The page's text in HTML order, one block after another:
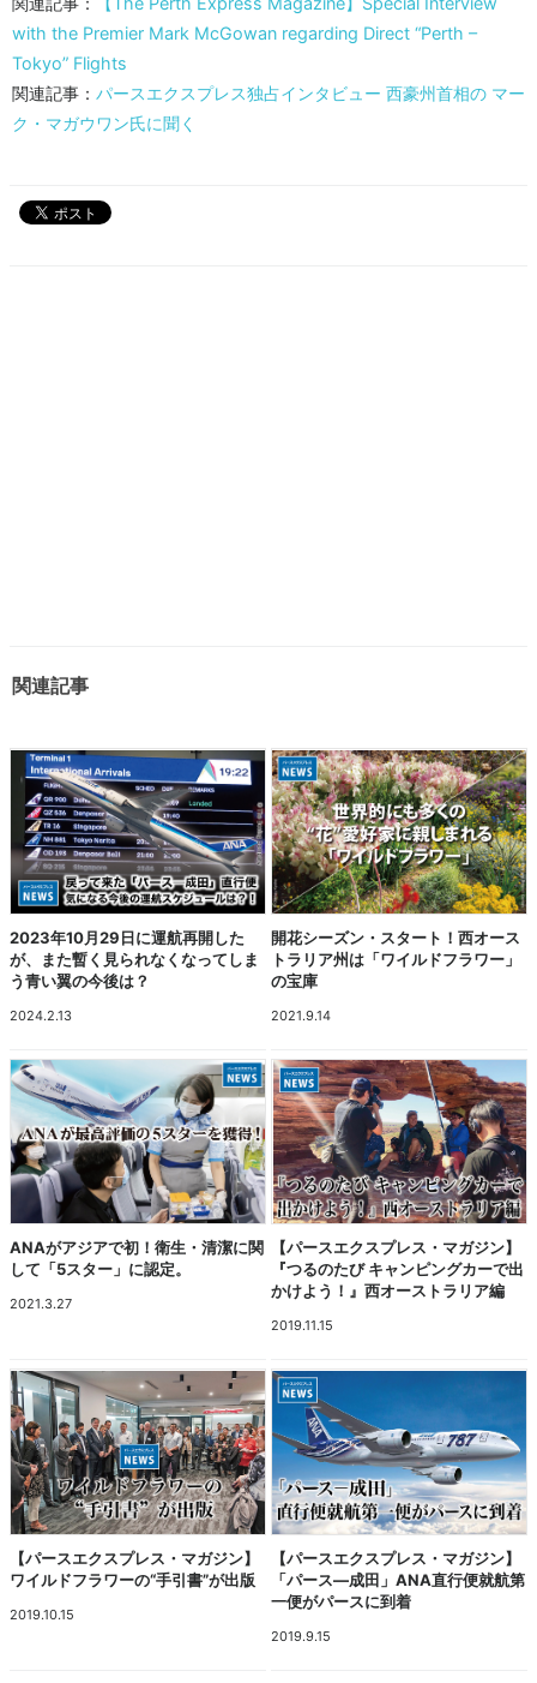
with the Premier Mark McGowan regarding Direct “Perth –
Tokyo” Flights
関連記事： パースエクスプレス独占インタビュー 西豪州首相の マー
ク・マガウワン氏に聞く
関連記事
2023年10月29日に運航再開した
が、また暫く見られなくなってしま
う青い翼の今後は？
2024.2.13
開花シーズン・スタート！西オース
トラリア州は「ワイルドフラワー」
の宝庫
2021.9.14
ANAがアジアで初！衛生・清潔に関
して「5スター」に認定。
2021.3.27
【パースエクスプレス・マガジン】
『つるのたび キャンピングカーで出
かけよう！』西オーストラリア編
2019.11.15
【パースエクスプレス・マガジン】
ワイルドフラワーの“手引書”が出版
2019.10.15
【パースエクスプレス・マガジン】
「パース―成田」ANA直行便就航第
一便がパースに到着
2019.9.15